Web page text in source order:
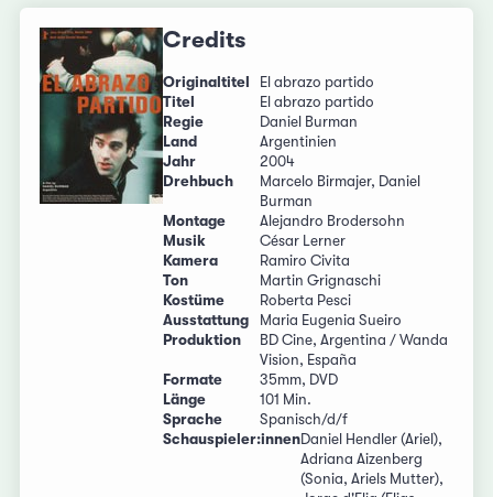
Credits
Originaltitel
El abrazo partido
Titel
El abrazo partido
Regie
Daniel Burman
Land
Argentinien
Jahr
2004
Drehbuch
Marcelo Birmajer, Daniel
Burman
Montage
Alejandro Brodersohn
Musik
César Lerner
Kamera
Ramiro Civita
Ton
Martin Grignaschi
Kostüme
Roberta Pesci
Ausstattung
Maria Eugenia Sueiro
Produktion
BD Cine, Argentina / Wanda
Vision, España
Formate
35mm, DVD
Länge
101 Min.
Sprache
Spanisch/d/f
Schauspieler:innenDaniel Hendler (Ariel),
Adriana Aizenberg
(Sonia, Ariels Mutter),